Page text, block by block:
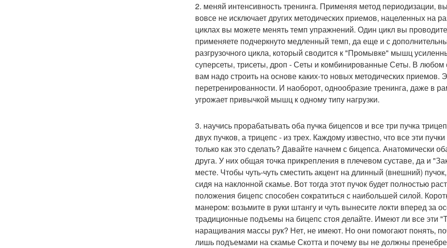
2. меняй интенсивность тренинга. Применяя метод периодизации,
вовсе не исключает других методических приемов, нацеленных на
циклах вы можете менять темп упражнений. Один цикл вы
применяете подчеркнуто медленный темп, да еще и с
разгрузочного цикла, который сводится к "Промывке" мышц
суперсеты, трисеты, дроп - Сеты и комбинированные Сеты. В
вам надо строить на основе каких-то новых методических приемов.
перетренированности. И наоборот, однообразие тренинга, даже в
угрожает привычкой мышц к одному типу нагрузки.
3. научись прорабатывать оба пучка бицепсов и все три пучка
двух пучков, а трицепс - из трех. Каждому известно, что все эти
только как это сделать? Давайте начнем с бицепса. Анатомически
друга. У них общая точка прикрепления в плечевом суставе, да и
месте. Чтобы чуть-чуть сместить акцент на длинный (внешний)
сидя на наклонной скамье. Вот тогда этот пучок будет полностью
положения бицепс способен сократиться с наибольшей силой.
манером: возьмите в руки штангу и чуть вынесите локти вперед за
традиционные подъемы на бицепс стоя делайте. Имеют ли все эти
наращивания массы рук? Нет, не имеют. Но они помогают понять,
лишь подъемами на скамье Скотта и почему вы не должны